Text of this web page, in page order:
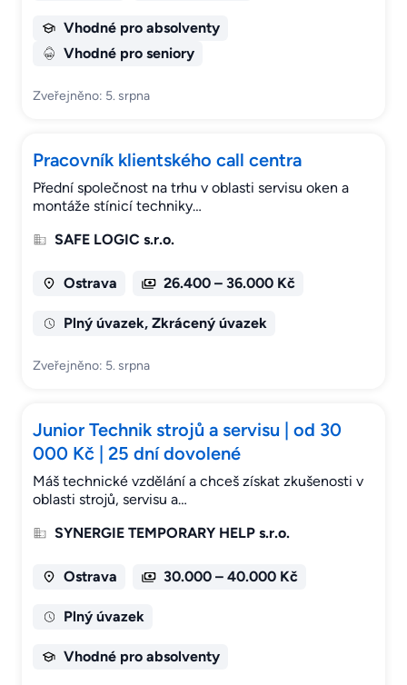
Vhodné pro absolventy
Vhodné pro seniory
Zveřejněno: 5. srpna
Pracovník klientského call centra
Přední společnost na trhu v oblasti servisu oken a
montáže stínicí techniky…
SAFE LOGIC s.r.o.
Ostrava 26.400 – 36.000 Kč
Plný úvazek, Zkrácený úvazek
Zveřejněno: 5. srpna
Junior Technik strojů a servisu | od 30
000 Kč | 25 dní dovolené
Máš technické vzdělání a chceš získat zkušenosti v
oblasti strojů, servisu a…
SYNERGIE TEMPORARY HELP s.r.o.
Ostrava 30.000 – 40.000 Kč
Plný úvazek
Vhodné pro absolventy